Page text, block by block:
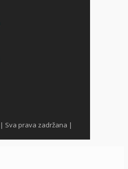
| Sva prava zadržana |